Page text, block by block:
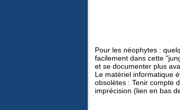
Pour les néophytes :
facilement dans cette
et se documenter plus
Le matériel informatique
obsolètes : Tenir compte
imprécision (lien en bas